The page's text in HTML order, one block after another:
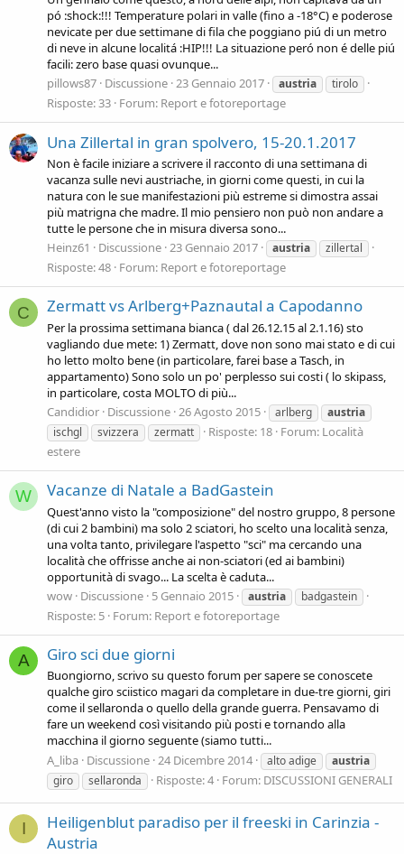
pó :shock:!!! Temperature polari in valle (fino a -18°C) e poderose
nevicate per due settimane di fila che poggiano piú di un metro
di neve in alcune localitá :HIP!!! La situazione peró non é delle piú
facili: zero base quasi ovunque...
pillows87 Discussione 23 Gennaio 2017 austria tirolo
Risposte: 33 Forum: Report e fotoreportage
Una Zillertal in gran spolvero, 15-20.1.2017
Non è facile iniziare a scrivere il racconto di una settimana di
vacanza sulle nevi austriache, in giorni come questi, in cui la
natura con le sue manifestazioni più estreme si dimostra assai
più matrigna che madre. Il mio pensiero non può non andare a
tutte le persone che in misura diversa sono...
Heinz61
Discussione 23 Gennaio 2017 austria zillertal
Risposte: 48 Forum: Report e fotoreportage
C Zermatt vs Arlberg+Paznautal a Capodanno
Per la prossima settimana bianca ( dal 26.12.15 al 2.1.16) sto
vagliando due mete: 1) Zermatt, dove non sono mai stato e di cui
ho letto molto bene (in particolare, farei base a Tasch, in
appartamento) Sono solo un po' perplesso sui costi ( lo skipass,
in particolare, costa MOLTO di più...
Candidior Discussione 26 Agosto 2015 arlberg
austria
ischgl
svizzera zermatt Risposte: 18 Forum: Località
estere
W Vacanze di Natale a BadGastein
Quest'anno visto la "composizione" del nostro gruppo, 8 persone
(di cui 2 bambini) ma solo 2 sciatori, ho scelto una località senza,
una volta tanto, privilegare l'aspetto "sci" ma cercando una
località che offrisse anche ai non-sciatori (ed ai bambini)
opportunità di svago... La scelta è caduta...
wow Discussione 5 Gennaio 2015 austria badgastein
Risposte: 5 Forum: Report e fotoreportage
A Giro sci due giorni
Buongiorno, scrivo su questo forum per sapere se conoscete
qualche giro sciistico magari da completare in due-tre giorni, giri
come il sellaronda o quello della grande guerra. Pensavamo di
fare un weekend così visitando più posti e tornando alla
macchina il giorno seguente (siamo tutti...
A_liba Discussione 24 Dicembre 2014 alto adige
austria
giro
sellaronda Risposte: 4 Forum: DISCUSSIONI GENERALI
I
Heiligenblut paradiso per il freeski in Carinzia -
Austria